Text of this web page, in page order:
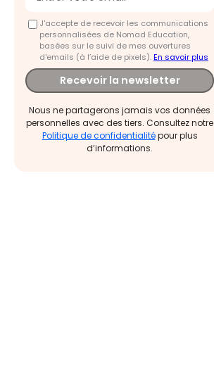
J'accepte de recevoir les communications
personnalisées de Nomad Education,
basées sur le suivi de mes ouvertures
d'emails (à l’aide de pixels).En savoir plus
Recevoir la newsletter
Nous ne partagerons jamais vos données
personnelles avec des tiers. Consultez notre
Politique de confidentialitépour plus
d’informations.